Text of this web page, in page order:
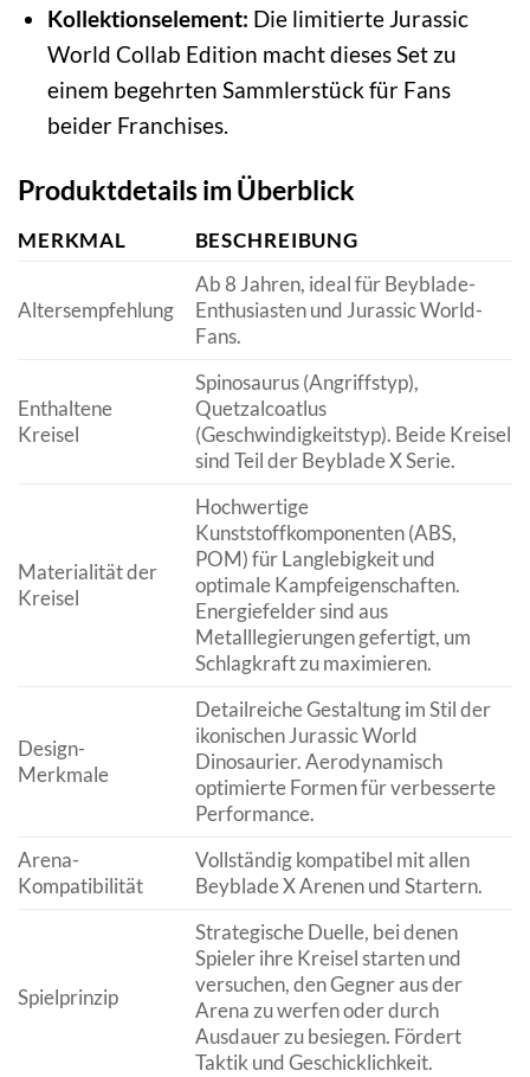
Kollektionselement: Die limitierte Jurassic
World Collab Edition macht dieses Set zu
einem begehrten Sammlerstück für Fans
beider Franchises.
Produktdetails im Überblick
MERKMAL BESCHREIBUNG
Altersempfehlung
Ab 8 Jahren, ideal für Beyblade-
Enthusiasten und Jurassic World-
Fans.
Enthaltene
Kreisel
Spinosaurus (Angriffstyp),
Quetzalcoatlus
(Geschwindigkeitstyp). Beide Kreisel
sind Teil der Beyblade X Serie.
Materialität der
Kreisel
Hochwertige
Kunststoffkomponenten (ABS,
POM) für Langlebigkeit und
optimale Kampfeigenschaften.
Energiefelder sind aus
Metalllegierungen gefertigt, um
Schlagkraft zu maximieren.
Design-
Merkmale
Detailreiche Gestaltung im Stil der
ikonischen Jurassic World
Dinosaurier. Aerodynamisch
optimierte Formen für verbesserte
Performance.
Arena-
Kompatibilität
Vollständig kompatibel mit allen
Beyblade X Arenen und Startern.
Spielprinzip
Strategische Duelle, bei denen
Spieler ihre Kreisel starten und
versuchen, den Gegner aus der
Arena zu werfen oder durch
Ausdauer zu besiegen. Fördert
Taktik und Geschicklichkeit.